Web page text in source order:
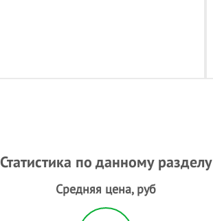
Статистика по данному разделу
Средняя цена, руб